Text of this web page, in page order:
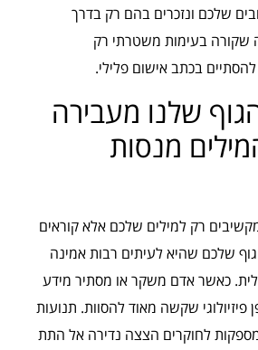
שלכם ונזכרים בהם רק בדרך
שקורה בעימות משטרתי רק
בכתב אישום פלילי.
שלנו מעבירה
מנסות
רק למילים שלכם אלא קוראים
שלכם שהיא לעיתים רבות אמינה
כאשר אדם משקר או מסתיר מידע
פיזיולוגי שקשה מאוד להסוות. תנועות
מספקות לחוקרים הצצה נדירה אל התת